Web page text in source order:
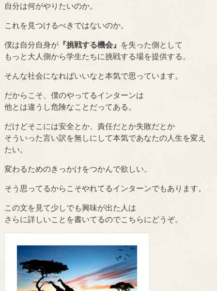
自分は何がやりたいのか。
これを見つけるべきではないのか。
僕は自分自身が『挑戦する機会』 を失った側として
もっと大人側から学生たちに挑戦する場を提供する。
そんな社会になればいいなと本気で思っています。
だからこそ、僕のやってるインターンは
他とは違うし危険なことだってある。
だけどそこには安全とか、責任だとか失敗だとか
そういった言い訳を無しにして本気であなたの人生を変え
たい。
変わるためのきっかけをつかんで欲しい。
そう思ってるからこそやれてるインターンでもあります。
この文を見て少しでも興味が出た人は
さらに詳しいことを書いてるのでこちらにどうぞ。